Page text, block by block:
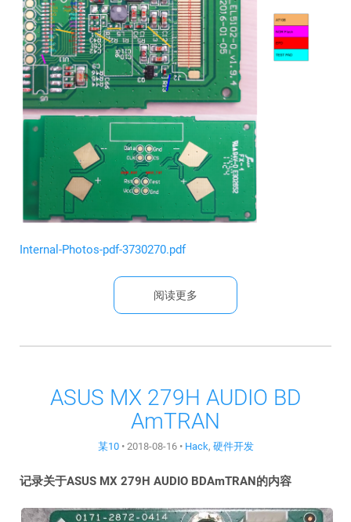
Internal-Photos-pdf-3730270.pdf
阅读更多
ASUS MX 279H AUDIO BD
AmTRAN
某10• 2018-08-16• Hack, 硬件开发
记录关于ASUS MX 279H AUDIO BDAmTRAN的内容